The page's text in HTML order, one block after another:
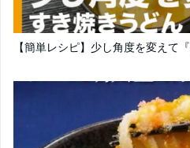
【簡単レシピ】少し角度を変えて